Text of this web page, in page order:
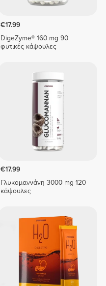
€17.99
DigeZyme® 160 mg 90
φυτικές κάψουλες
€17.99
Γλυκομαννάνη 3000 mg 120
κάψουλες